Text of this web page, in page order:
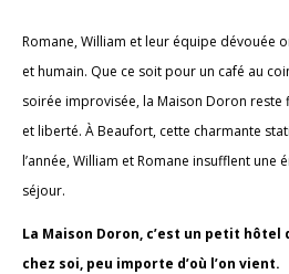
Romane, William et leur équipe dévouée
et humain. Que ce soit pour un café au
soirée improvisée, la Maison Doron reste
et liberté. À Beaufort, cette charmante
l’année, William et Romane insufflent une
séjour.
La Maison Doron, c’est un petit hôtel
chez soi, peu importe d’où l’on vient.